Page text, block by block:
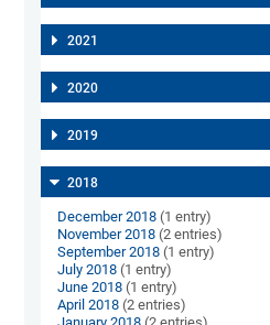
2021
2020
2019
2018
December 2018 (1 entry)
November 2018 (2 entries)
September 2018 (1 entry)
July 2018 (1 entry)
June 2018 (1 entry)
April 2018 (2 entries)